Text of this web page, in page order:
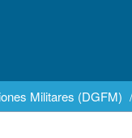
Militares (DGFM)